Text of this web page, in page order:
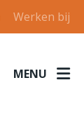
Werken bij
MENU